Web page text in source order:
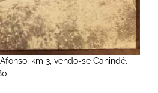
km 3, vendo-se Canindé.